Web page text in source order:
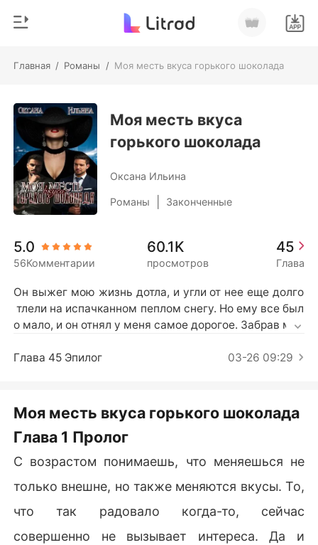
Главная / Романы / Моя месть вкуса горького шоколада
Пополнить
История чтения
Выйти
Скачать приложение
Жанр
Соврем
Оборотни
Романы
Миллиард
Короткие Рассказы
Моя месть вкуса
горького шоколада
Оксана Ильина
Романы Законченные
5.0
56Комментарии
60.1K
просмотров
45
Глава
Он выжег мою жизнь дотла, и угли от нее еще долго
тлели на испачканном пеплом снегу. Но ему все был
о мало, и он отнял у меня самое дорогое. Забрав мое
кислород, заставил корчиться от агонии и наблюдал
ах друзей. Уничтожил, разрушил, убил.В голове не ук
ладывалось, как любимый мной мужчина может быт
ь таким жестоким. Но ради ребенка я готова на все...
Пойду по головам, отключив принципы, забыв про эм
оции. Я научилась выживать в мире жестоких люде
й, став одной из них. И уже скоро, дорогой, тебя жде
т расплата. Лишь бы он не узнал меня спустя стольк
о лет.
Глава 45 Эпилог 03-26 09:29
Моя месть вкуса горького шоколада
Глава 1 Пролог
С возрастом понимаешь, что меняешься не
только внешне, но также меняются вкусы. То,
что так радовало когда-то, сейчас
совершенно не вызывает интереса. Да и